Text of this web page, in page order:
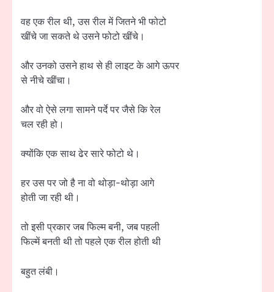
वह एक रील थी, उस रील में जितने भी फोटो
खींचे जा सकते थे उसने फोटो खींचे।
और उनको उसने हाथ से ही लाइट के आगे ऊपर
से नीचे खींचा।
और वो ऐसे लगा सामने पर्दे पर जैसे कि रेल
चल रही हो।
क्योंकि एक साथ ढेर सारे फोटो थे।
हर उस पर जो है ना वो थोड़ा-थोड़ा आगे
होती जा रही थी।
तो इसी प्रकार जब फिल्म बनी, जब पहली
फिल्में बनती थी तो पहले एक रील होती थी
बहुत लंबी।